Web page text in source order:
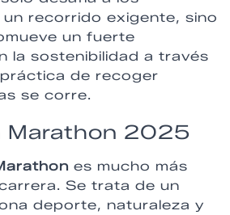
recorrido exigente, sino
un fuerte
la sostenibilidad a través
de recoger
se corre.
Marathon 2025
es mucho más
Se trata de un
deporte, naturaleza y